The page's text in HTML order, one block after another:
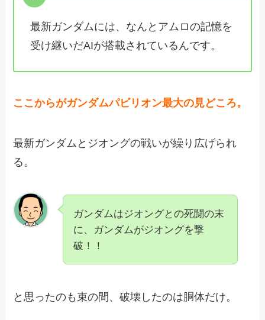
最新ガンダムには、なんとアムロの記憶を
受け継いだAIが搭載されているんです。
ここからがガンダムパビリオン最大の見どころ。
最新ガンダムとジオングの戦いが繰り広げられ
る。
ガンダムはジオングとの死闘の末
に、ガンダムがジオングを撃
破！！
と思ったのも束の間、破壊したのは胴体だけ。